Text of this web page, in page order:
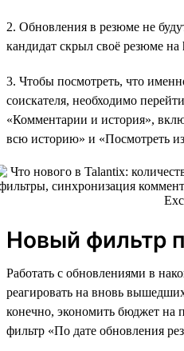
2. Обновления в резюме не
кандидат скрыл своё резюме
3. Чтобы посмотреть, что
соискателя, необходимо
«Комментарии и история»,
всю историю» и «Посмотреть
Новый фильтр
Работать с обновлениями в
реагировать на вновь
конечно, экономить бюджет на
фильтр «По дате обновления